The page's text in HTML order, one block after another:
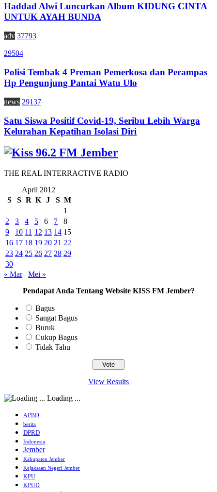
Haddad Alwi Luncurkan Album KIDUNG CINTA
UNTUK AYAH BUNDA
adv 37793
29504
Polisi Tembak 4 Preman Pemerkosa dan Perampas
Hp Pengunjung Pantai Watu Ulo
news 29137
Satu Siswa Positif Covid-19, Seribu Lebih Warga
Kelurahan Kepatihan Isolasi Diri
THE REAL INTERRACTIVE RADIO
April 2012
S
S R K J S M
1
2
3 4 5 6 7
8
9
10 11 12 13 14 15
16 17 18 19 20 21 22
23 24 25 26 27 28 29
30
« Mar
Mei »
Pendapat Anda Tentang Website KISS FM Jember?
Bagus
Sangat Bagus
Buruk
Cukup Bagus
Tidak Tahu
View Results
Loading ...
APBD
berita
DPRD
Indonesia
Jember
Kabupaten Jember
Kejaksaan Negeri Jember
KPU
KPUD